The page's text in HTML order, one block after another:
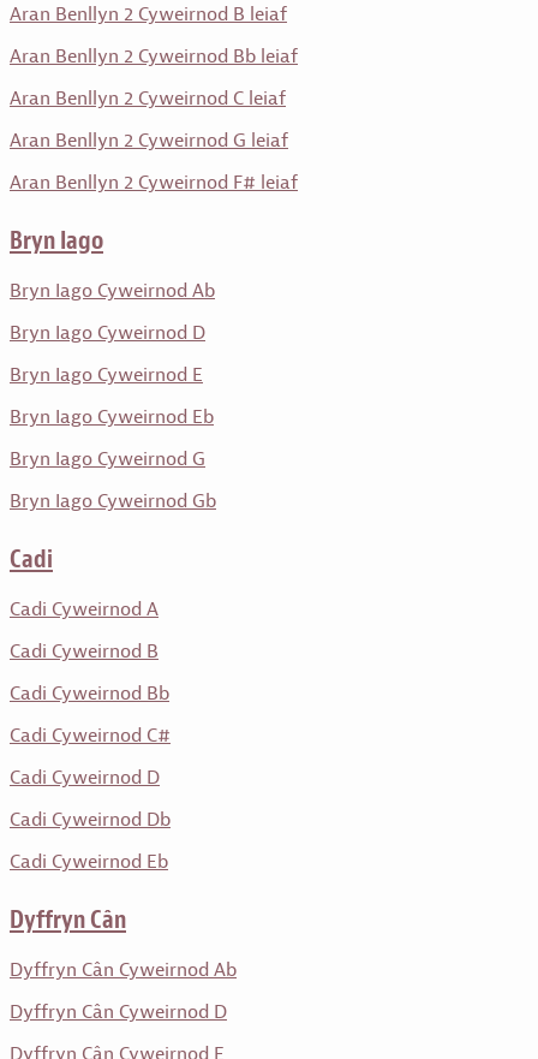
Aran Benllyn 2 Cyweirnod B leiaf
Aran Benllyn 2 Cyweirnod Bb leiaf
Aran Benllyn 2 Cyweirnod C leiaf
Aran Benllyn 2 Cyweirnod G leiaf
Aran Benllyn 2 Cyweirnod F# leiaf
Bryn Iago
Bryn Iago Cyweirnod Ab
Bryn Iago Cyweirnod D
Bryn Iago Cyweirnod E
Bryn Iago Cyweirnod Eb
Bryn Iago Cyweirnod G
Bryn Iago Cyweirnod Gb
Cadi
Cadi Cyweirnod A
Cadi Cyweirnod B
Cadi Cyweirnod Bb
Cadi Cyweirnod C#
Cadi Cyweirnod D
Cadi Cyweirnod Db
Cadi Cyweirnod Eb
Dyffryn Cân
Dyffryn Cân Cyweirnod Ab
Dyffryn Cân Cyweirnod D